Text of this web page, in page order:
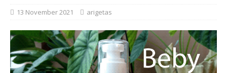
13 November 2021 arigetas